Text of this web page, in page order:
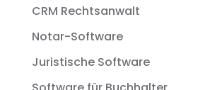
CRM Rechtsanwalt
Notar-Software
Juristische Software